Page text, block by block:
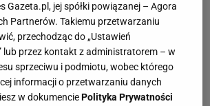
Gazeta.pl, jej spółki powiązanej – Agora
Partnerów. Takiemu przetwarzaniu
przechodząc do „Ustawień
lub przez kontakt z administratorem – w
sprzeciwu i podmiotu, wobec którego
informacji o przetwarzaniu danych
w dokumenciePolityka Prywatności